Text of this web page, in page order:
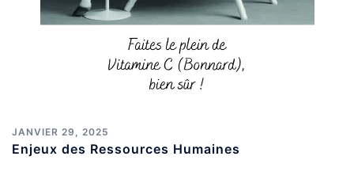
JANVIER 29, 2025
Enjeux des Ressources Humaines